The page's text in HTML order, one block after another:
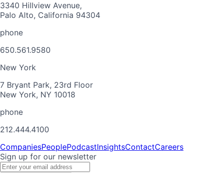
3340 Hillview Avenue,
Palo Alto, California 94304
phone
650.561.9580
New York
7 Bryant Park, 23rd Floor
New York, NY 10018
phone
212.444.4100
CompaniesPeoplePodcastInsightsContactCareers
Sign up for our newsletter